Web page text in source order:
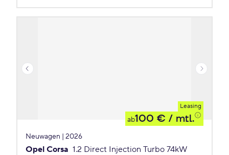
Leasing
ab100 € / mtl.
Neuwagen | 2026
Opel Corsa 1.2 Direct Injection Turbo 74kW